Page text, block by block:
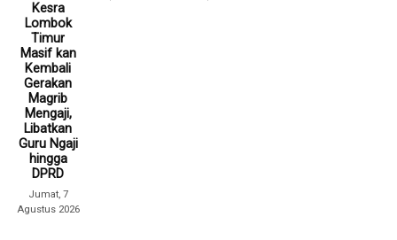
Kesra
Lombok
Timur
Masif kan
Kembali
Gerakan
Magrib
Mengaji,
Libatkan
Guru Ngaji
hingga
DPRD
Jumat, 7
Agustus 2026